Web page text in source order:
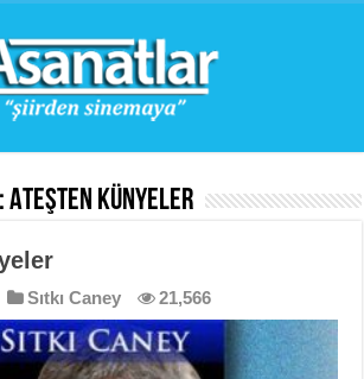
Ateşten Künyeler
Sıtkı Caney 21,566